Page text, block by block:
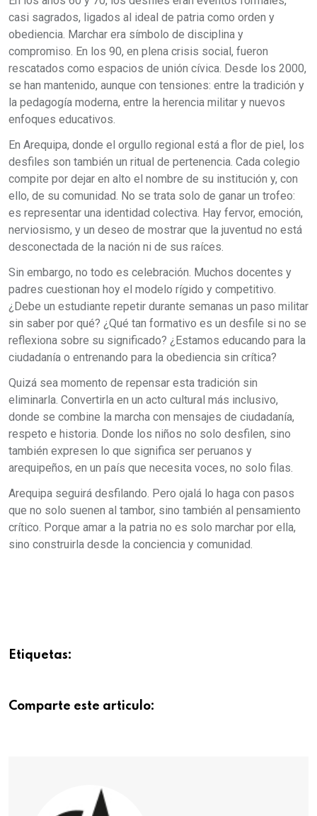
casi sagrados, ligados al ideal de patria como orden y
obediencia. Marchar era símbolo de disciplina y
compromiso. En los 90, en plena crisis social, fueron
rescatados como espacios de unión cívica. Desde los 2000,
se han mantenido, aunque con tensiones: entre la tradición y
la pedagogía moderna, entre la herencia militar y nuevos
enfoques educativos.
En Arequipa, donde el orgullo regional está a flor de piel, los
desfiles son también un ritual de pertenencia. Cada colegio
compite por dejar en alto el nombre de su institución y, con
ello, de su comunidad. No se trata solo de ganar un trofeo:
es representar una identidad colectiva. Hay fervor, emoción,
nerviosismo, y un deseo de mostrar que la juventud no está
desconectada de la nación ni de sus raíces.
Sin embargo, no todo es celebración. Muchos docentes y
padres cuestionan hoy el modelo rígido y competitivo.
¿Debe un estudiante repetir durante semanas un paso militar
sin saber por qué? ¿Qué tan formativo es un desfile si no se
reflexiona sobre su significado? ¿Estamos educando para la
ciudadanía o entrenando para la obediencia sin crítica?
Quizá sea momento de repensar esta tradición sin
eliminarla. Convertirla en un acto cultural más inclusivo,
donde se combine la marcha con mensajes de ciudadanía,
respeto e historia. Donde los niños no solo desfilen, sino
también expresen lo que significa ser peruanos y
arequipeños, en un país que necesita voces, no solo filas.
Arequipa seguirá desfilando. Pero ojalá lo haga con pasos
que no solo suenen al tambor, sino también al pensamiento
crítico. Porque amar a la patria no es solo marchar por ella,
sino construirla desde la conciencia y comunidad.
Etiquetas:
Comparte este articulo: